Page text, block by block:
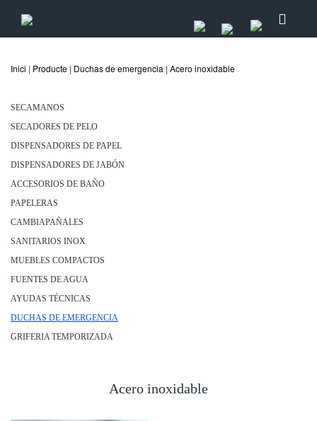
Inici | Producte | Duchas de emergencia | Acero inoxidable
SECAMANOS
SECADORES DE PELO
DISPENSADORES DE PAPEL
DISPENSADORES DE JABÓN
ACCESORIOS DE BAÑO
PAPELERAS
CAMBIAPAÑALES
SANITARIOS INOX
MUEBLES COMPACTOS
FUENTES DE AGUA
AYUDAS TÉCNICAS
DUCHAS DE EMERGENCIA
GRIFERIA TEMPORIZADA
Acero inoxidable